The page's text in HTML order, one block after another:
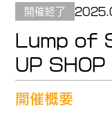
開催終了
Lump of
UP SHOP
開催概要